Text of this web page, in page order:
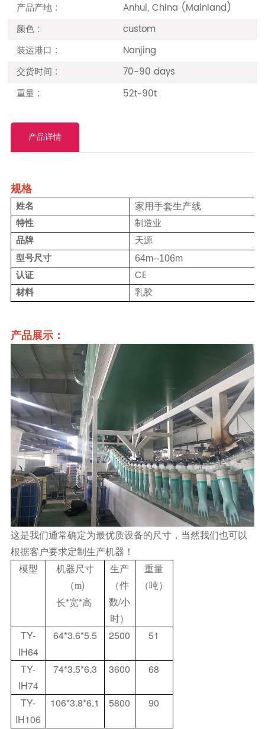
产品产地 :
Anhui, China (Mainland)
颜色 :
custom
装运港口 :
Nanjing
交货时间 :
70-90 days
重量 :
52t~90t
产品详情
规格
姓名 家用手套生产线
特性
制造业
品牌
天源
型号尺寸
64m--106m
认证
CE
材料
乳胶
产品展示：
这是我们通常确定为最优质设备的尺寸，当然我们也可以
根据客户要求定制生产机器！
模型
机器尺寸
（m)
长*宽*高
生产
（件
数/小
时）
重量
（吨）
TY-
IH64
64*3.6*5.5 2500 51
TY-
IH74
74*3.5*6.3 3600 68
TY-
IH106
106*3.8*6.1 5800 90